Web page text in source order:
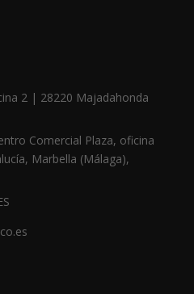
2 | 28220 Majadahonda
Comercial Plaza, oficina
Marbella (Málaga),